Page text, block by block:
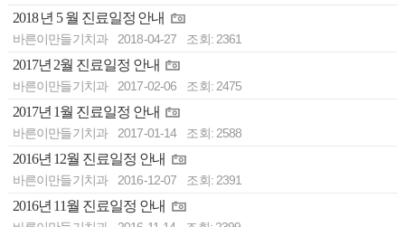
2018 년 5 월 진료일정 안내
바른이만들기치과 2018-04-27 조회: 2361
2017년 2월 진료일정 안내
바른이만들기치과 2017-02-06 조회: 2475
2017년 1월 진료일정 안내
바른이만들기치과 2017-01-14 조회: 2588
2016년 12월 진료일정 안내
바른이만들기치과 2016-12-07 조회: 2391
2016년 11월 진료일정 안내